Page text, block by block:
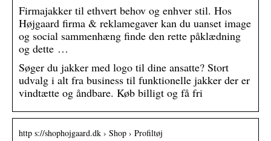
Firmajakker til ethvert behov og enhver stil. Hos
Højgaard firma & reklamegaver kan du uanset image
og social sammenhæng finde den rette påklædning
og dette …
Søger du jakker med logo til dine ansatte? Stort
udvalg i alt fra business til funktionelle jakker der er
vindtætte og åndbare. Køb billigt og få fri
http s://shophojgaard.dk › Shop › Profiltøj